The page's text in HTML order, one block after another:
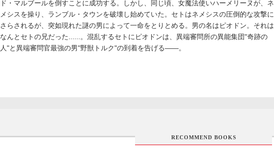
ド・マルブールを倒すことに成功する。しかし、同じ頃、女魔法使いハーメリーヌが、ネ
メシスを操り、ランブル・タウンを破壊し始めていた。セトはネメシスの圧倒的な攻撃に
さらされるが、突如現れた謎の男によって一命をとりとめる。男の名はピオドン。それは
なんとセトの兄だった......。混乱するセトにピオドンは、異端審問所の異能集団"奇跡の
人"と異端審問官最強の男"野獣トルク"の到着を告げる――。
RECOMMEND BOOKS